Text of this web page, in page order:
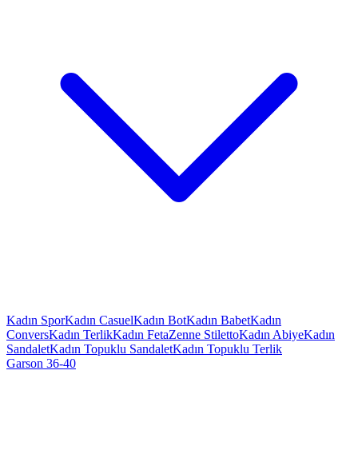
Kadın SporKadın CasuelKadın BotKadın BabetKadın
ConversKadın TerlikKadın FetaZenne StilettoKadın AbiyeKadın
SandaletKadın Topuklu SandaletKadın Topuklu Terlik
Garson 36-40